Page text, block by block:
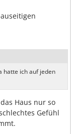
hatte ich auf jeden
Haus nur so
Gefühl